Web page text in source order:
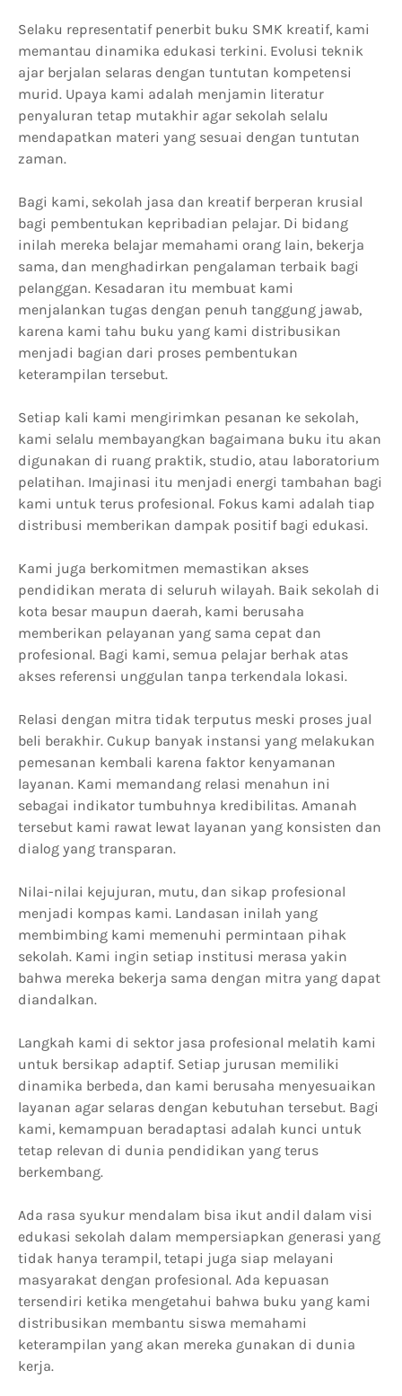
Selaku representatif penerbit buku SMK kreatif, kami
memantau dinamika edukasi terkini. Evolusi teknik
ajar berjalan selaras dengan tuntutan kompetensi
murid. Upaya kami adalah menjamin literatur
penyaluran tetap mutakhir agar sekolah selalu
mendapatkan materi yang sesuai dengan tuntutan
zaman.
Bagi kami, sekolah jasa dan kreatif berperan krusial
bagi pembentukan kepribadian pelajar. Di bidang
inilah mereka belajar memahami orang lain, bekerja
sama, dan menghadirkan pengalaman terbaik bagi
pelanggan. Kesadaran itu membuat kami
menjalankan tugas dengan penuh tanggung jawab,
karena kami tahu buku yang kami distribusikan
menjadi bagian dari proses pembentukan
keterampilan tersebut.
Setiap kali kami mengirimkan pesanan ke sekolah,
kami selalu membayangkan bagaimana buku itu akan
digunakan di ruang praktik, studio, atau laboratorium
pelatihan. Imajinasi itu menjadi energi tambahan bagi
kami untuk terus profesional. Fokus kami adalah tiap
distribusi memberikan dampak positif bagi edukasi.
Kami juga berkomitmen memastikan akses
pendidikan merata di seluruh wilayah. Baik sekolah di
kota besar maupun daerah, kami berusaha
memberikan pelayanan yang sama cepat dan
profesional. Bagi kami, semua pelajar berhak atas
akses referensi unggulan tanpa terkendala lokasi.
Relasi dengan mitra tidak terputus meski proses jual
beli berakhir. Cukup banyak instansi yang melakukan
pemesanan kembali karena faktor kenyamanan
layanan. Kami memandang relasi menahun ini
sebagai indikator tumbuhnya kredibilitas. Amanah
tersebut kami rawat lewat layanan yang konsisten dan
dialog yang transparan.
Nilai-nilai kejujuran, mutu, dan sikap profesional
menjadi kompas kami. Landasan inilah yang
membimbing kami memenuhi permintaan pihak
sekolah. Kami ingin setiap institusi merasa yakin
bahwa mereka bekerja sama dengan mitra yang dapat
diandalkan.
Langkah kami di sektor jasa profesional melatih kami
untuk bersikap adaptif. Setiap jurusan memiliki
dinamika berbeda, dan kami berusaha menyesuaikan
layanan agar selaras dengan kebutuhan tersebut. Bagi
kami, kemampuan beradaptasi adalah kunci untuk
tetap relevan di dunia pendidikan yang terus
berkembang.
Ada rasa syukur mendalam bisa ikut andil dalam visi
edukasi sekolah dalam mempersiapkan generasi yang
tidak hanya terampil, tetapi juga siap melayani
masyarakat dengan profesional. Ada kepuasan
tersendiri ketika mengetahui bahwa buku yang kami
distribusikan membantu siswa memahami
keterampilan yang akan mereka gunakan di dunia
kerja.